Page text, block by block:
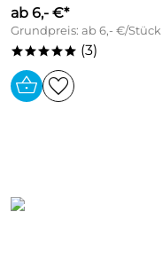
ab 6,- €*
Grundpreis: ab 6,- €/Stück
***** (3)